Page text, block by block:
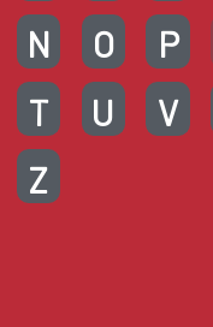
N O P
T U V
Z